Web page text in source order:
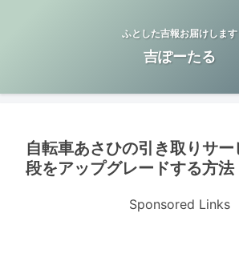
ふとした吉報お届けします
吉ぽーたる
自転車あさひの引き取りサ
段をアップグレードする方法
Sponsored Links